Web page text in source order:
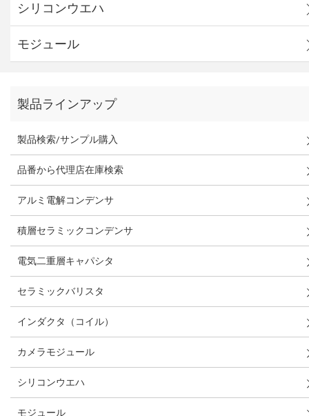
シリコンウエハ
モジュール
製品ラインアップ
製品検索/サンプル購入
品番から代理店在庫検索
アルミ電解コンデンサ
積層セラミックコンデンサ
電気二重層キャパシタ
セラミックバリスタ
インダクタ（コイル）
カメラモジュール
シリコンウエハ
モジュール